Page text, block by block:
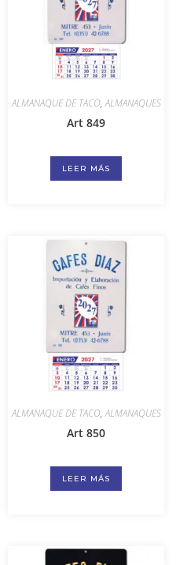
ALMANAQUE DE TACO,ALMANAQUES
Art 849
LEER MÁS
ALMANAQUE DE TACO,ALMANAQUES
Art 850
LEER MÁS